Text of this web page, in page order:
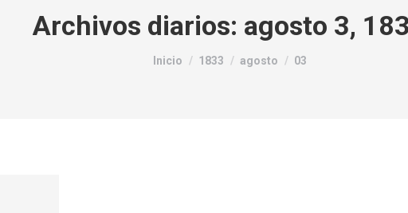
Archivos diarios: agosto 3,
Estás aquí:
Inicio 1833 agosto 03